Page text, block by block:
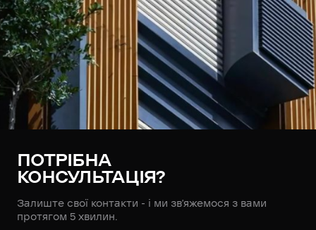
ПОТРІБНА
КОНСУЛЬТАЦІЯ?
Залиште свої контакти - і ми зв’яжемося з вами
протягом 5 хвилин.